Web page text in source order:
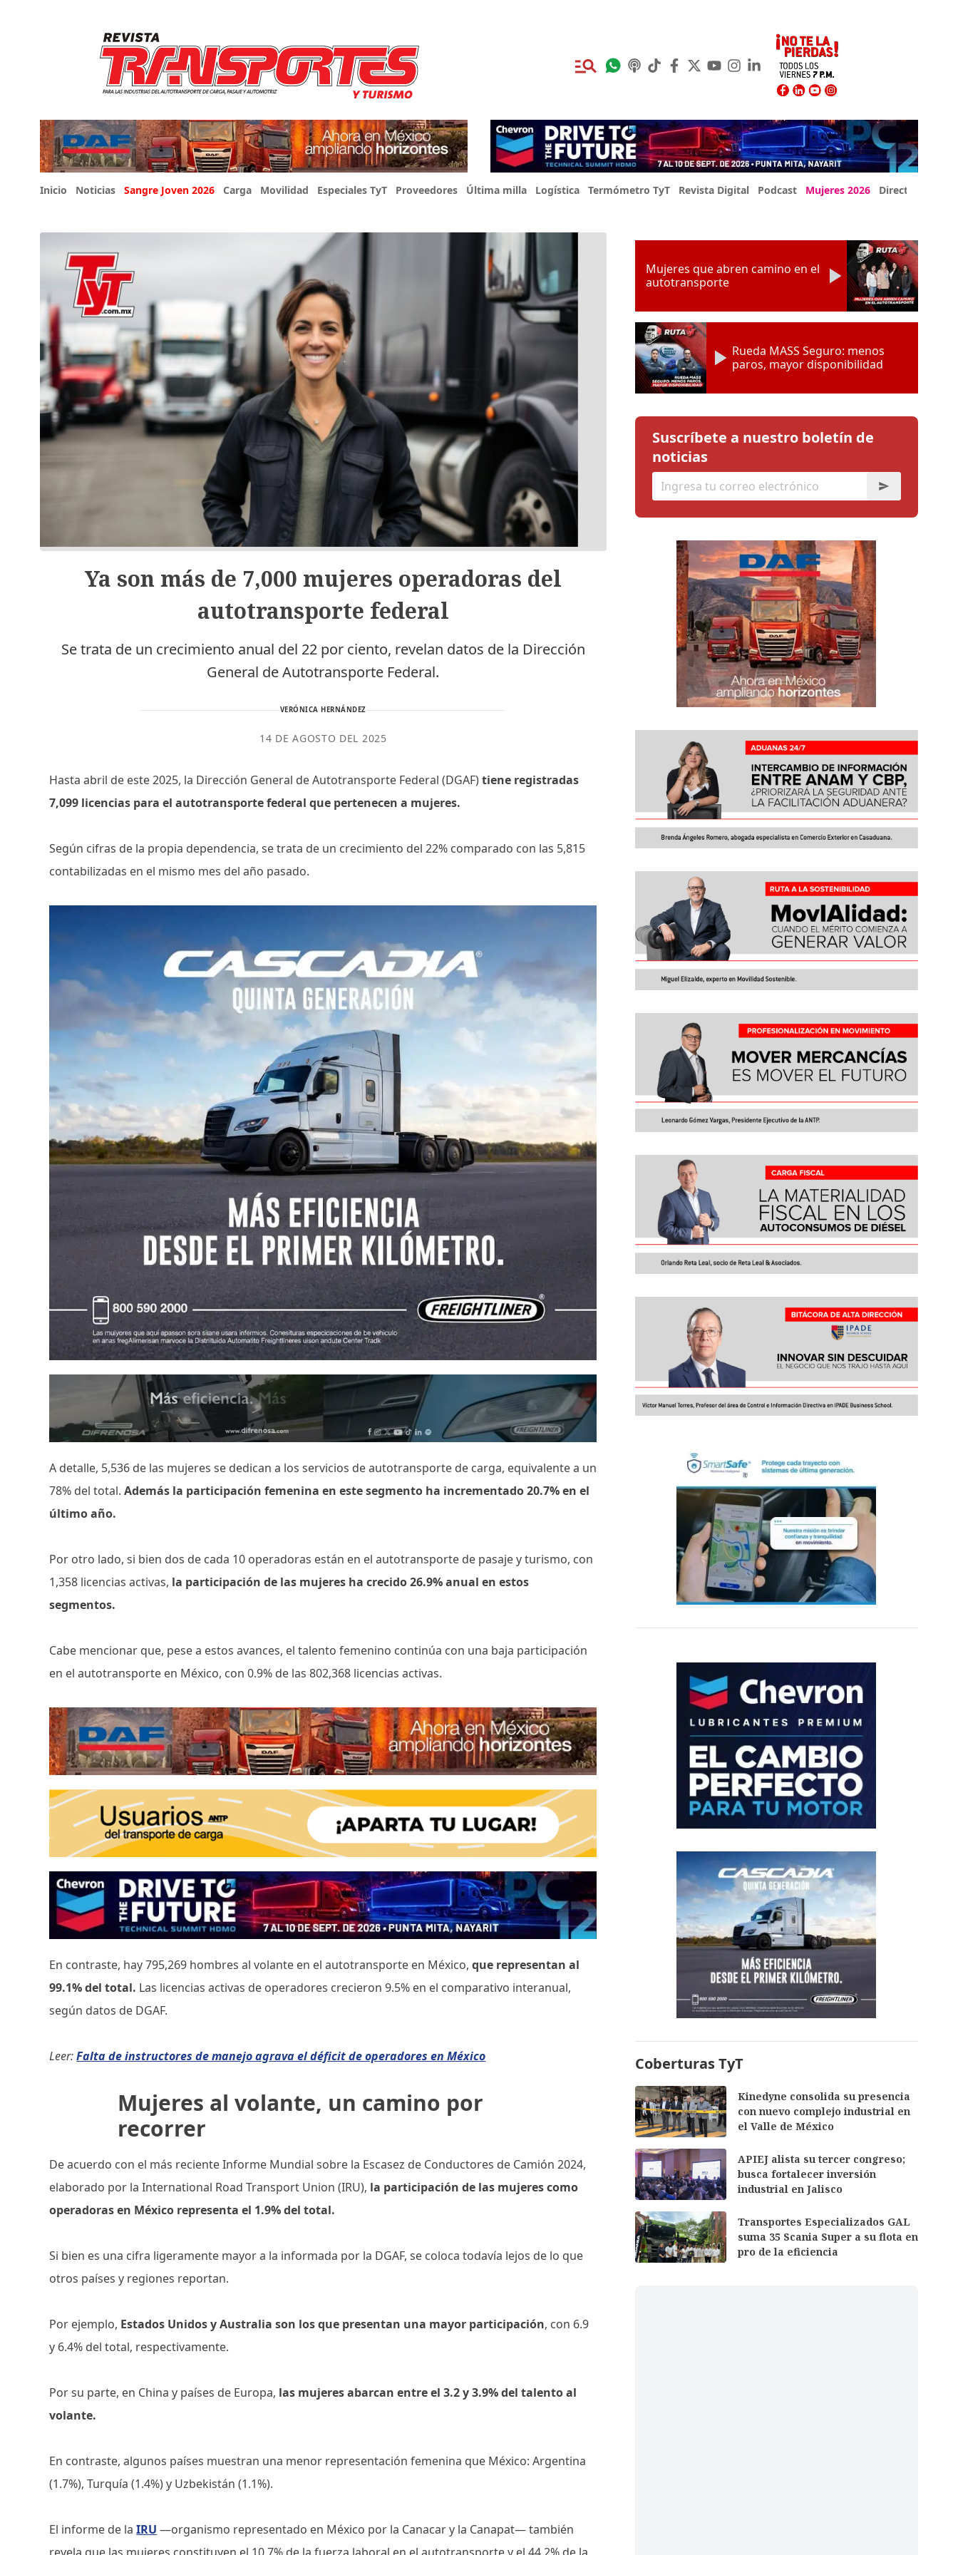
Inicio Noticias Sangre Joven 2026 Carga Movilidad Especiales TyT Proveedores Última milla Logística Termómetro TyT Revista Digital Podcast Mujeres 2026 Directorio Expo
Ya son más de 7,000 mujeres operadoras del
autotransporte federal
Se trata de un crecimiento anual del 22 por ciento, revelan datos de la Dirección
General de Autotransporte Federal.
VERÓNICA HERNÁNDEZ
14 DE AGOSTO DEL 2025
Hasta abril de este 2025, la Dirección General de Autotransporte Federal (DGAF)tiene registradas
7,099 licencias para el autotransporte federal que pertenecen a mujeres.
Según cifras de la propia dependencia, se trata de un crecimiento del 22% comparado con las 5,815
contabilizadas en el mismo mes del año pasado.
A detalle, 5,536 de las mujeres se dedican a los servicios de autotransporte de carga, equivalente a un
78% del total.Además la participación femenina en este segmento ha incrementado 20.7% en el
último año.
Por otro lado, si bien dos de cada 10 operadoras están en el autotransporte de pasaje y turismo, con
1,358 licencias activas, la participación de las mujeres ha crecido 26.9% anual en estos
segmentos.
Cabe mencionar que, pese a estos avances, el talento femenino continúa con una baja participación
en el autotransporte en México, con 0.9% de las 802,368 licencias activas.
En contraste, hay 795,269 hombres al volante en el autotransporte en México,que representan al
99.1% del total. Las licencias activas de operadores crecieron 9.5% en el comparativo interanual,
según datos de DGAF.
Leer:Falta de instructores de manejo agrava el déficit de operadores en México
Mujeres al volante, un camino por
recorrer
De acuerdo con el más reciente Informe Mundial sobre la Escasez de Conductores de Camión 2024,
elaborado por la International Road Transport Union (IRU), la participación de las mujeres como
operadoras en México representa el 1.9% del total.
Si bien es una cifra ligeramente mayor a la informada por la DGAF, se coloca todavía lejos de lo que
otros países y regiones reportan.
Por ejemplo, Estados Unidos y Australia son los que presentan una mayor participación, con 6.9
y 6.4% del total, respectivamente.
Por su parte, en China y países de Europa, las mujeres abarcan entre el 3.2 y 3.9% del talento al
volante.
En contraste, algunos países muestran una menor representación femenina que México: Argentina
(1.7%), Turquía (1.4%) y Uzbekistán (1.1%).
El informe de laIRU —organismo representado en México por la Canacar y la Canapat— también
Mujeres que abren camino en el
autotransporte
Rueda MASS Seguro: menos
paros, mayor disponibilidad
Suscríbete a nuestro boletín de
noticias
Coberturas TyT
Kinedyne consolida su presencia
con nuevo complejo industrial en
el Valle de México
APIEJ alista su tercer congreso;
busca fortalecer inversión
industrial en Jalisco
Transportes Especializados GAL
suma 35 Scania Super a su flota en
pro de la eficiencia